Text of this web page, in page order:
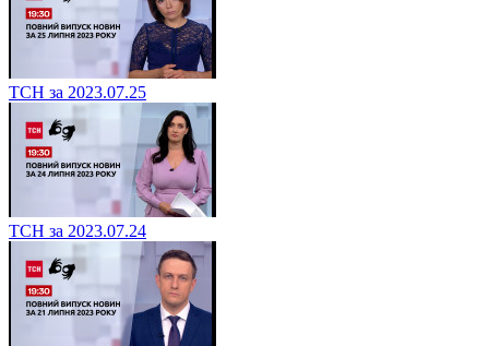
ТСН за 2023.07.25
ТСН за 2023.07.24